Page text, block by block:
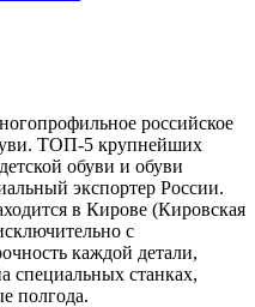
российское
ТОП-5 крупнейших
обуви и обуви
экспортер России.
в Кирове (Кировская
с
каждой детали,
специальных станках,
полгода.